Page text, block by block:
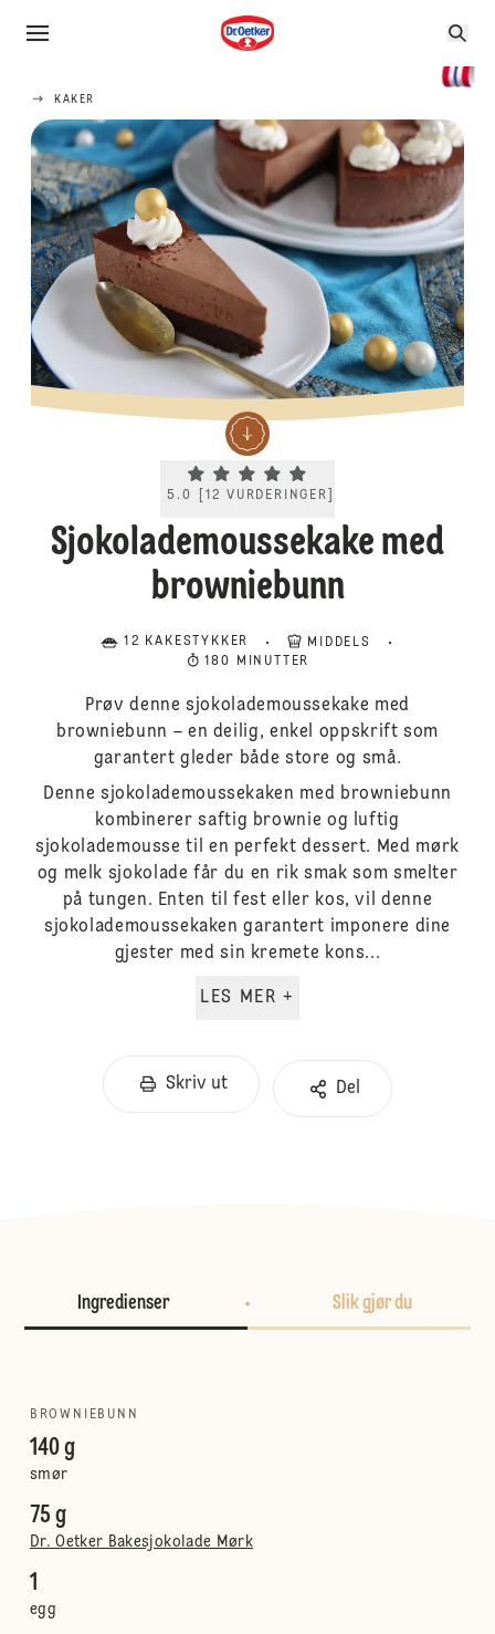
KAKER
Current rating 5.0. Click to rate.
5.0 12 VURDERINGER
Sjokolademoussekake med
browniebunn
12 KAKESTYKKER
MIDDELS
180 MINUTTER
Prøv denne sjokolademoussekake med
browniebunn – en deilig, enkel oppskrift som
garantert gleder både store og små.
Denne sjokolademoussekaken med browniebunn
kombinerer saftig brownie og luftig
sjokolademousse til en perfekt dessert. Med mørk
og melk sjokolade får du en rik smak som smelter
på tungen. Enten til fest eller kos, vil denne
sjokolademoussekaken garantert imponere dine
gjester med sin kremete kons...
LES MER +
Skriv ut Del
Ingredienser Slik gjør du
BROWNIEBUNN
140 g
smør
75 g
Dr. Oetker Bakesjokolade Mørk
1
egg